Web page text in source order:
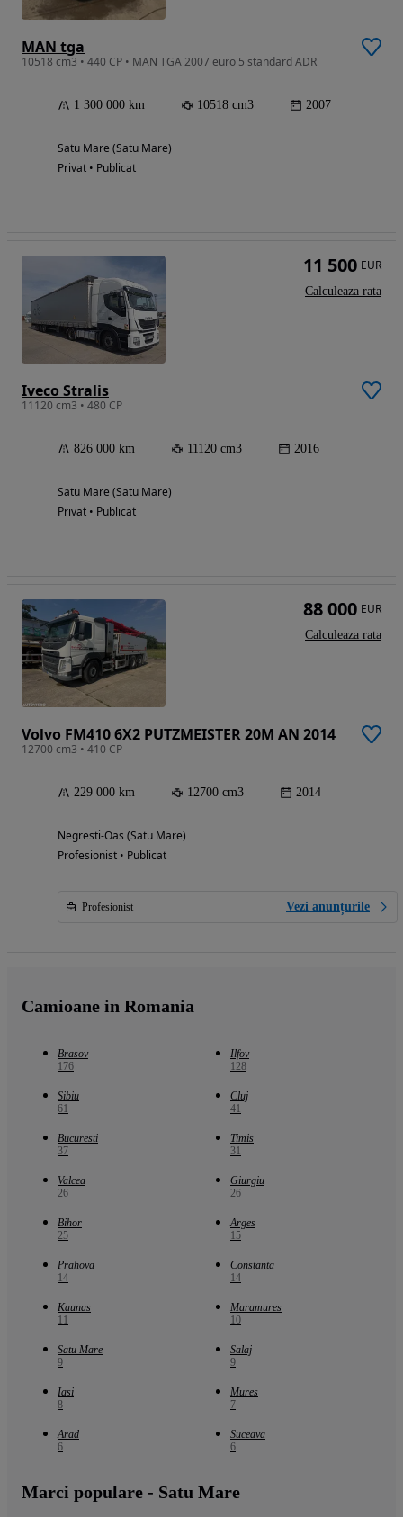
MAN tga
10518 cm3 • 440 CP • MAN TGA 2007 euro 5 standard ADR
1 300 000 km 10518 cm3 2007
Satu Mare (Satu Mare)
Privat • Publicat
Iveco Stralis
11120 cm3 • 480 CP
826 000 km 11120 cm3 2016
Satu Mare (Satu Mare)
Privat • Publicat
11 500 EUR
Calculeaza rata
Volvo FM410 6X2 PUTZMEISTER 20M AN 2014
12700 cm3 • 410 CP
229 000 km 12700 cm3 2014
Negresti-Oas (Satu Mare)
Profesionist • Publicat
Profesionist Vezi anunțurile
88 000 EUR
Calculeaza rata
Camioane in Romania
Brasov
176
Ilfov
128
Sibiu
61
Cluj
41
Bucuresti
37
Timis
31
Valcea
26
Giurgiu
26
Bihor
25
Arges
15
Prahova
14
Constanta
14
Kaunas
11
Maramures
10
Satu Mare
9
Salaj
9
Iasi
8
Mures
7
Arad
6
Suceava
6
Marci populare - Satu Mare